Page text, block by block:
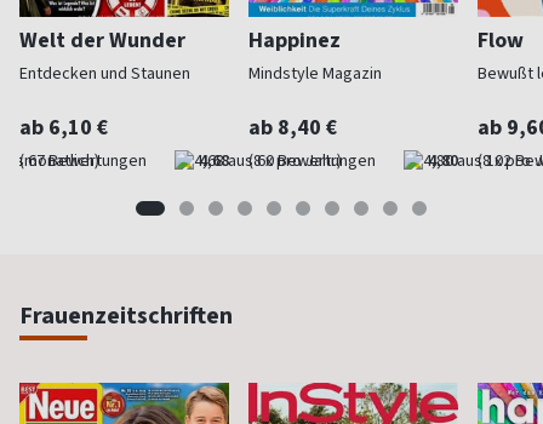
Welt der Wunder
Entdecken und Staunen
ab 6,10 €
(monatlich) 4,68
Happinez
Mindstyle Magazin
ab 8,40 €
(8 x pro Jahr) 4,80
Flow
Bewußt
ab
(8 x pro
Frauenzeitschriften